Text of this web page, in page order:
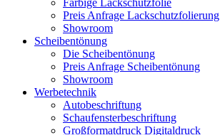
Farbige Lackschutzfolie
Preis Anfrage Lackschutzfolierung
Showroom
Scheibentönung
Die Scheibentönung
Preis Anfrage Scheibentönung
Showroom
Werbetechnik
Autobeschriftung
Schaufensterbeschriftung
Großformatdruck Digitaldruck